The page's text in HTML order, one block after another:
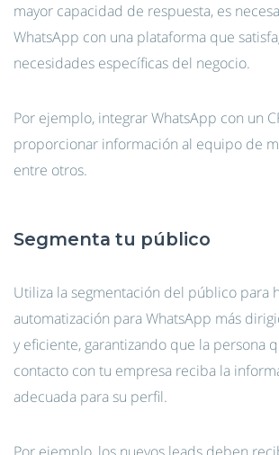
mayor capacidad de respuesta, es
WhatsApp con una plataforma que
necesidades específicas del negocio.
Por ejemplo, integrar WhatsApp con un
proporcionar información al equipo de
entre otros.
Segmenta tu público
Utiliza la segmentación del público para
automatización para WhatsApp más
y eficiente, garantizando que la persona
contacto con tu empresa reciba la
adecuada para su perfil.